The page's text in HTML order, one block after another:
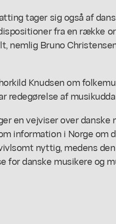
tager sig også af
fra en række
nemlig Bruno
Knudsen om
redegørelse af
en vejviser over
information i Norge om
nyttig, medens
for danske musikere og